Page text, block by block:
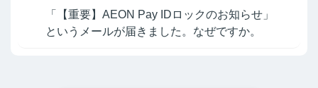
「【重要】AEON Pay IDロックのお知らせ」
というメールが届きました。なぜですか。